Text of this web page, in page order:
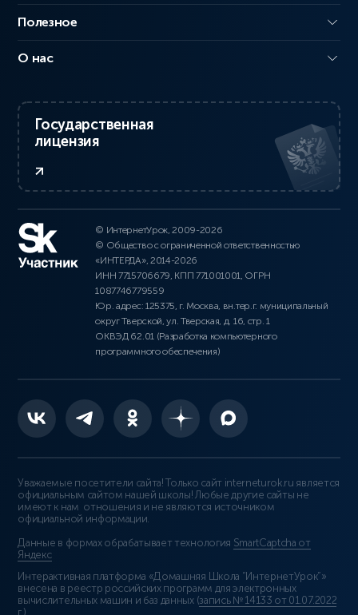
Полезное
О нас
Государственная
лицензия
© ИнтернетУрок, 2009-2026
© Общество с ограниченной ответственностью
«ИНТЕРДА», 2014-2026
ИНН 7715706679, КПП 771001001, ОГРН
1087746779559
Юр. адрес: 125375, г. Москва, вн.тер.г. муниципальный
округ Тверской, ул. Тверская, д. 16, стр. 1
ОКВЭД 62.01 (Разработка компьютерного
программного обеспечения)
Уважаемые посетители сайта! Только сайт interneturok.ru является
официальным сайтом нашей школы! Любые другие сайты не
имеют к нам отношения и не являются источником
официальной информации.
Данные в формах обрабатывает технология SmartCaptcha от
Яндекс
Интерактивная платформа «Домашняя Школа “ИнтернетУрок”»
внесена в реестр российских программ для электронных
вычислительных машин и баз данных (запись № 14133 от 01.07.2022
г. ).